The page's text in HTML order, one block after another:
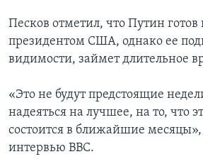
Песков отметил, что Путин готов
президентом США, однако ее
видимости, займет длительное
«Это не будут предстоящие
надеяться на лучшее, на то, что
состоится в ближайшие месяцы»,
интервью ВВС.